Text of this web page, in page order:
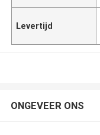
Levertijd
ONGEVEER ONS